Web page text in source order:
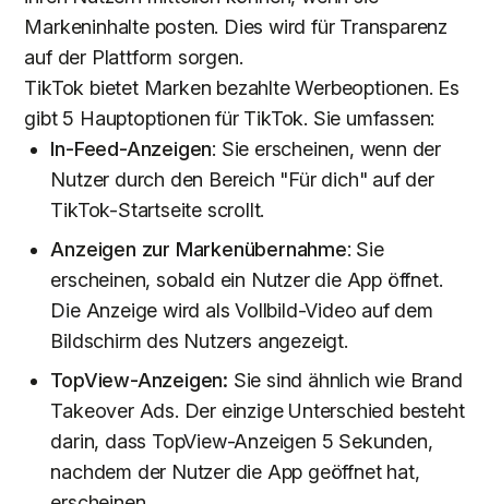
Markeninhalte posten. Dies wird für Transparenz
auf der Plattform sorgen.
TikTok bietet Marken bezahlte Werbeoptionen. Es
gibt 5 Hauptoptionen für TikTok. Sie umfassen:
In-Feed-Anzeigen: Sie erscheinen, wenn der
Nutzer durch den Bereich "Für dich" auf der
TikTok-Startseite scrollt.
Anzeigen zur Markenübernahme: Sie
erscheinen, sobald ein Nutzer die App öffnet.
Die Anzeige wird als Vollbild-Video auf dem
Bildschirm des Nutzers angezeigt.
TopView-Anzeigen: Sie sind ähnlich wie Brand
Takeover Ads. Der einzige Unterschied besteht
darin, dass TopView-Anzeigen 5 Sekunden,
nachdem der Nutzer die App geöffnet hat,